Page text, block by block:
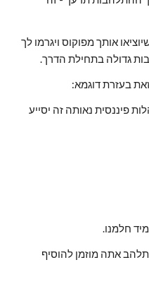
גדולה בתחילת הדרך.
בעזרת דוגמא:
חלמנו.